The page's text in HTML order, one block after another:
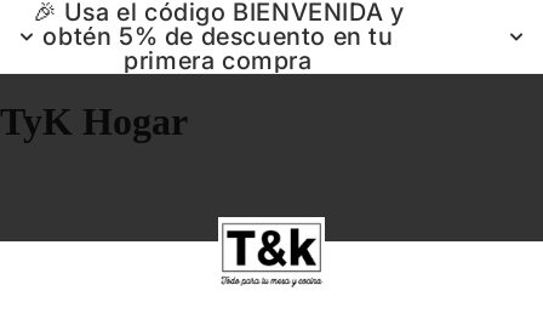
🎉 Usa el código BIENVENIDA y
obtén 5% de descuento en tu
primera compra
TyK Hogar